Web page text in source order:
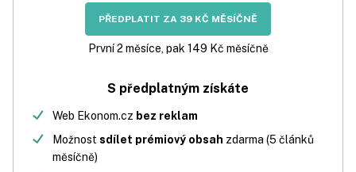
PŘEDPLATIT ZA 39 KČ MĚSÍČNĚ
První 2 měsíce, pak 149 Kč měsíčně
S předplatným získáte
Web Ekonom.cz bez reklam
Možnost sdílet prémiový obsah zdarma (5 článků
měsíčně)